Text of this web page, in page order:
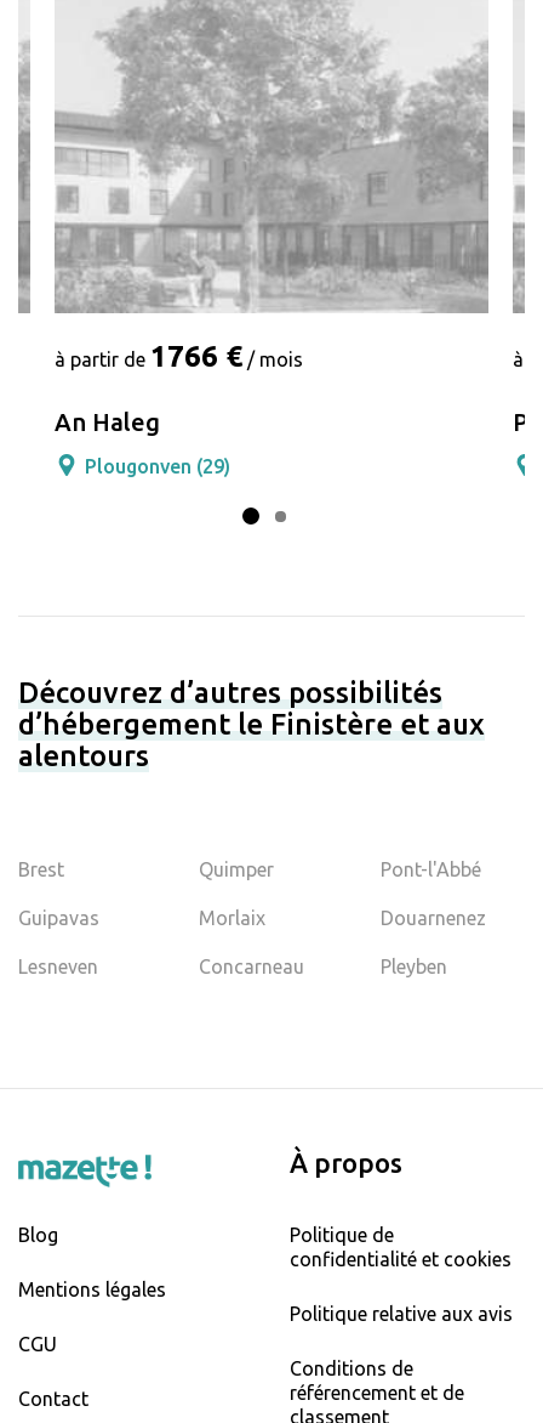
à partir de 1766 € / mois
An Haleg
Plougonven (29)
à
Découvrez d’autres possibilités
d’hébergement le Finistère et aux
alentours
Brest Quimper Pont-l'Abbé
Guipavas Morlaix Douarnenez
Lesneven Concarneau Pleyben
Blog
Mentions légales
CGU
Contact
À propos
Politique de
confidentialité et cookies
Politique relative aux avis
Conditions de
référencement et de
classement